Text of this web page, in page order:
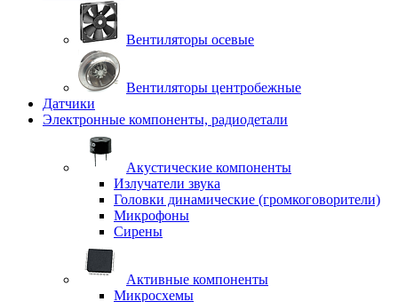
Вентиляторы осевые
Вентиляторы центробежные
Датчики
Электронные компоненты, радиодетали
Акустические компоненты
Излучатели звука
Головки динамические (громкоговорители)
Микрофоны
Сирены
Активные компоненты
Микросхемы